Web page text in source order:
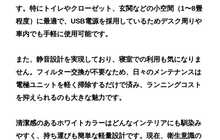
す。特にトイレやクローゼット、玄関などの小空間（1〜8畳
程度）に最適で、USB電源を採用しているためデスク周りや
車内でも手軽に使用可能です。
また、静音設計を実現しており、寝室での利用も気になりま
せん。フィルター交換が不要なため、日々のメンテナンスは
電極ユニットを軽く掃除するだけで済み、ランニングコスト
を抑えられるのも大きな魅力です。
清潔感のあるホワイトカラーはどんなインテリアにも馴染み
やすく、持ち運びも簡単な軽量設計です。現在、衛生意識の